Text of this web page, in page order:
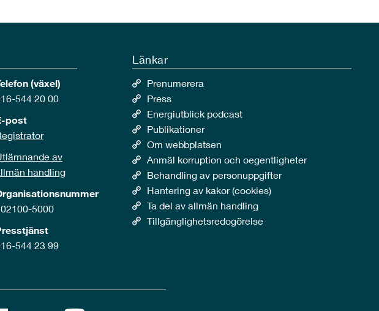
(växel)
544 20 00
post
av
handling
5000
544 23 99
Länkar
Prenumerera
Press
Energiutblick podcast
Publikationer
Om webbplatsen
Anmäl korruption och oegentligheter
Behandling av personuppgifter
Hantering av kakor (cookies)
Ta del av allmän handling
Tillgänglighetsredogörelse